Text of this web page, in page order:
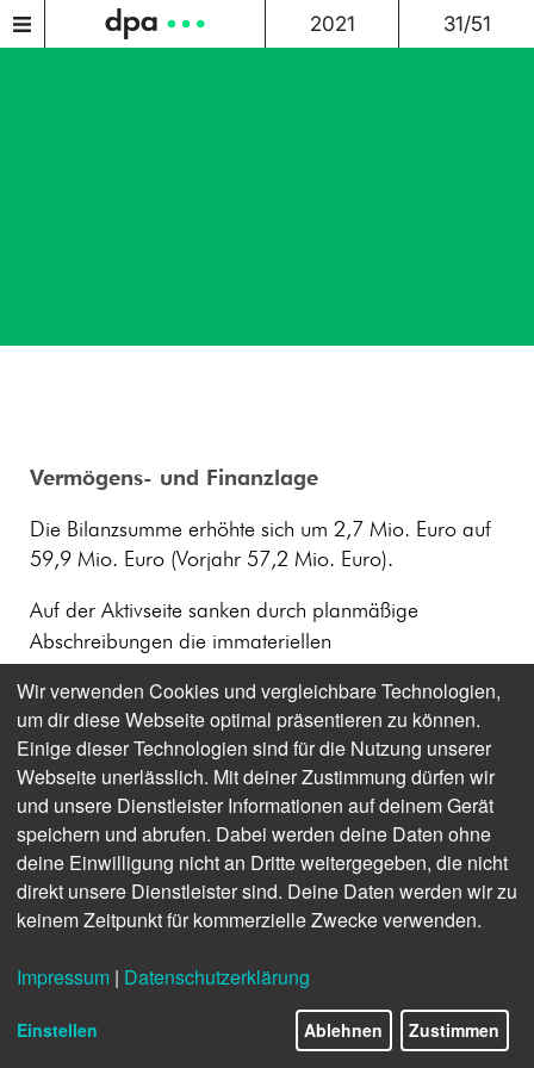
2021 31/51
Vermögens- und Finanzlage
Die Bilanzsumme erhöhte sich um 2,7 Mio. Euro auf
59,9 Mio. Euro (Vorjahr 57,2 Mio. Euro).
Auf der Aktivseite sanken durch planmäßige
Abschreibungen die immateriellen
Vermögensgegenstände und das
Sachanlagevermögen um 0,4 Mio. Euro auf 14,8
Mio. Euro (Vorjahr 15,2 Mio. Euro). Die
Finanzanlagen veränderten sich gegenüber Vorjahr
um 0,3 Mio. Euro und sanken auf 8,9 Mio. Euro
(Vorjahr 9,2 Mio. Euro). Geringere Beteiligungswerte
resultierten aus einer Abschreibung auf den
Buchwertansatz der nma 2 Beteiligungs-GmbH &
Co. KG (–0,2 Mio. Euro), dem Verkauf der Anteile an
sowie der Verschmelzung der dpa-digital services
GmbH mit der dpa zum 01.01.2021 (–0,1 Mio.
Euro).
Wir verwenden Cookies und vergleichbare Technologien,
um dir diese Webseite optimal präsentieren zu können.
Einige dieser Technologien sind für die Nutzung unserer
Webseite unerlässlich. Mit deiner Zustimmung dürfen wir
und unsere Dienstleister Informationen auf deinem Gerät
speichern und abrufen. Dabei werden deine Daten ohne
deine Einwilligung nicht an Dritte weitergegeben, die nicht
direkt unsere Dienstleister sind. Deine Daten werden wir zu
keinem Zeitpunkt für kommerzielle Zwecke verwenden.
Impressum | Datenschutzerklärung
Einstellen Ablehnen Zustimmen